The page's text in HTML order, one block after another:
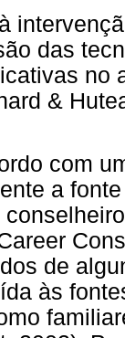
das
no
&
com
a
de
às